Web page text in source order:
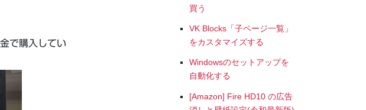
で購入してい
買う
VK Blocks「子ページ一覧」
をカスタマイズする
Windowsのセットアップを
自動化する
[Amazon] Fire HD10 の広告